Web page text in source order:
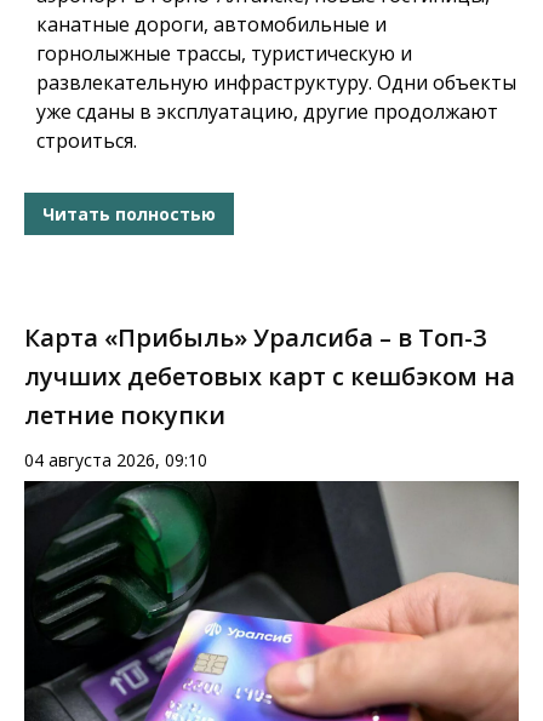
канатные дороги, автомобильные и
горнолыжные трассы, туристическую и
развлекательную инфраструктуру. Одни объекты
уже сданы в эксплуатацию, другие продолжают
строиться.
Читать полностью
Карта «Прибыль» Уралсиба – в Топ-3
лучших дебетовых карт с кешбэком на
летние покупки
04 августа 2026, 09:10